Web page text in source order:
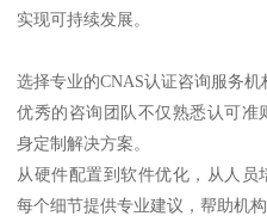
实现可持续发展。
选择专业的CNAS认证咨询服务机
优秀的咨询团队不仅熟悉认可
身定制解决方案。
从硬件配置到软件优化，从人
每个细节提供专业建议，帮助机